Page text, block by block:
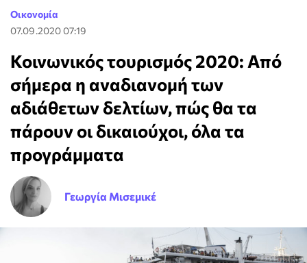
Οικονομία
07.09.2020 07:19
Κοινωνικός τουρισμός 2020: Από
σήμερα η αναδιανομή των
αδιάθετων δελτίων, πώς θα τα
πάρουν οι δικαιούχοι, όλα τα
προγράμματα
Γεωργία Μισεμικέ